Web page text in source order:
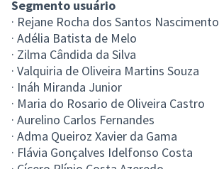
Segmento usuário
· Rejane Rocha dos Santos Nascimento
· Adélia Batista de Melo
· Zilma Cândida da Silva
· Valquiria de Oliveira Martins Souza
· Ináh Miranda Junior
· Maria do Rosario de Oliveira Castro
· Aurelino Carlos Fernandes
· Adma Queiroz Xavier da Gama
· Flávia Gonçalves Idelfonso Costa